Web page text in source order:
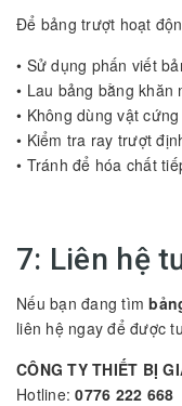
Để bảng trượt hoạt
• Sử dụng phấn viết
• Lau bảng bằng khăn
• Không dùng vật
• Kiểm tra ray trượt
• Tránh để hóa chất
7: Liên hệ
Nếu bạn đang tìm
liên hệ ngay để được
CÔNG TY THIẾT BỊ
Hotline:0776 222 668